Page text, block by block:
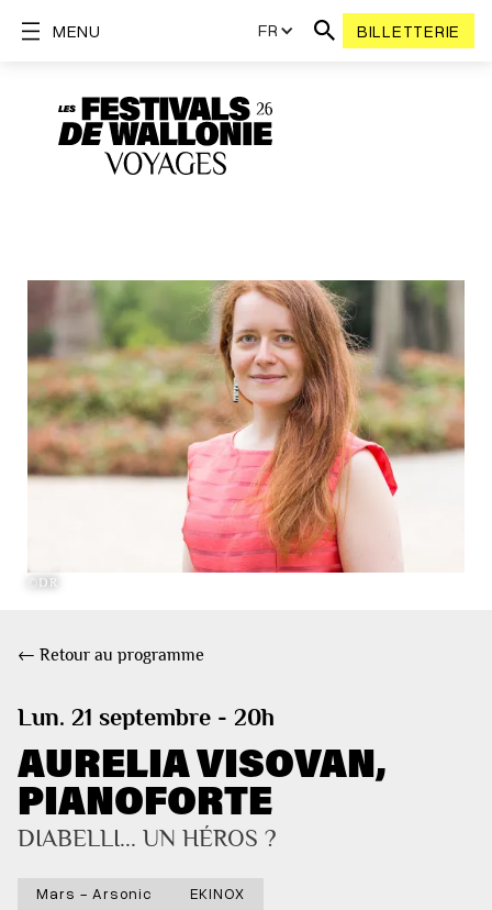
FR BILLETTERIE
MENU
©DR
← Retour au programme
Lun. 21 septembre - 20h
AURELIA VISOVAN,
PIANOFORTE
DIABELLI... UN HÉROS ?
Mars - Arsonic EKINOX